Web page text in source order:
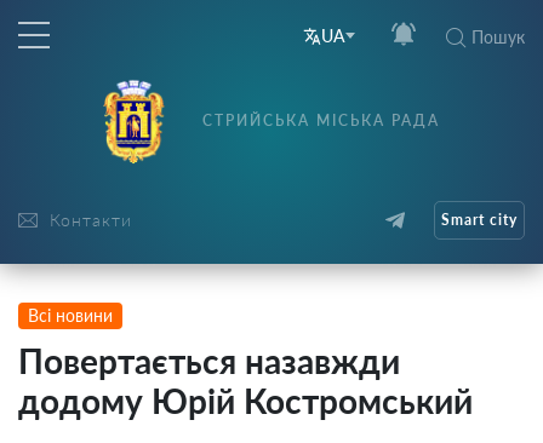
UA Пошук
Контакти
СТРИЙСЬКА МІСЬКА РАДА
Smart city
Всі новини
Повертається назавжди
додому Юрій Костромський